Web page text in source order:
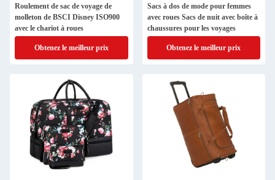
Roulement de sac de voyage de
molleton de BSCI Disney ISO900
avec le chariot à roues
Obtenez le meilleur prix
Sacs à dos de mode pour femmes
avec roues Sacs de nuit avec boîte à
chaussures pour les voyages
Obtenez le meilleur prix